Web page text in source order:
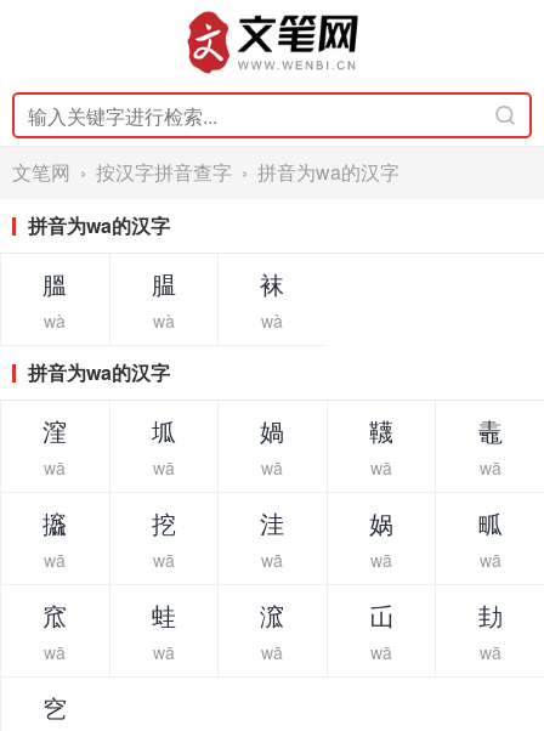
文笔网 › 按汉字拼音查字 › 拼音为wa的汉字
拼音为wa的汉字
膃
wà
腽
wà
袜
wà
拼音为wa的汉字
漥
wā
坬
wā
媧
wā
韈
wā
鼃
wā
攨
wā
挖
wā
洼
wā
娲
wā
畖
wā
窊
wā
蛙
wā
溛
wā
屲
wā
劸
wā
穵